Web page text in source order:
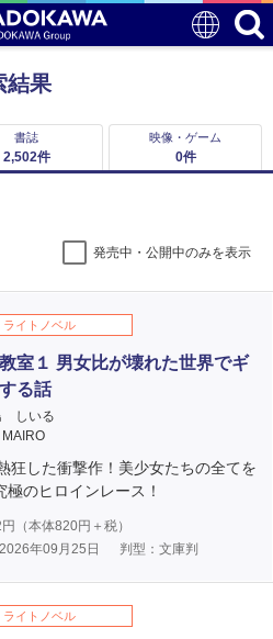
結果
書誌
2,502件
映像・ゲーム
0件
発売中・公開中のみを表示
ライトノベル
室１ 男女比が壊れた世界でギ
る話
しいる
狂した衝撃作！美少女たちの全てを
極のヒロインレース！
円（本体820円＋税）
年09月25日
判型：文庫判
ライトノベル